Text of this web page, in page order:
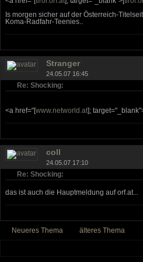
Is morgen sicher auf der Österreich-
Koma-Radfahr-Teenies..
Stranger
24.05.07 16:45
Re: Shocking:
<a href="[www.networld.at];
coll
24.05.07 17:10
Re: Shocking:
das ist auch die Hauptmeldung auf orf.at...
Neueres Thema älteres Thema